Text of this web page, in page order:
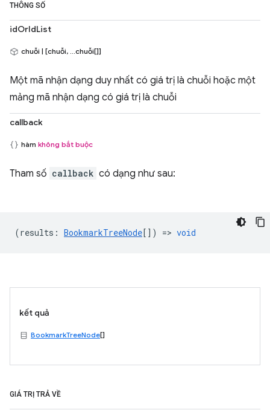
THÔNG SỐ
idOrIdList
chuỗi | [chuỗi, ...chuỗi[]]
Một mã nhận dạng duy nhất có giá trị là chuỗi hoặc một
mảng mã nhận dạng có giá trị là chuỗi
callback
hàm không bắt buộc
Tham số callback có dạng như sau:
(results : BookmarkTreeNode[]) => void
kết quả
BookmarkTreeNode[]
GIÁ TRỊ TRẢ VỀ